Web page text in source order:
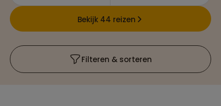
Bekijk 44 reizen
Filteren & sorteren